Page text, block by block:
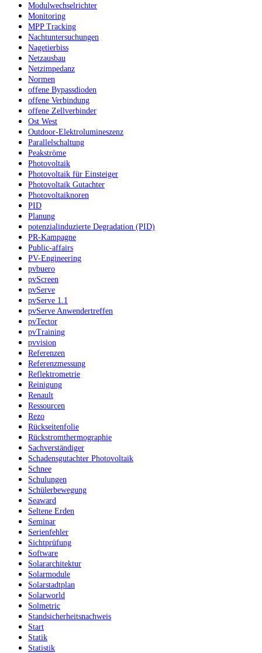
Modulwechselrichter
Monitoring
MPP Tracking
Nachtuntersuchungen
Nagetierbiss
Netzausbau
Netzimpedanz
Normen
offene Bypassdioden
offene Verbindung
offene Zellverbinder
Ost West
Outdoor-Elektrolumineszenz
Parallelschaltung
Peakströme
Photovoltaik
Photovoltaik für Einsteiger
Photovoltaik Gutachter
Photovoltaiknoren
PID
Planung
potenzialinduzierte Degradation (PID)
PR-Kampagne
Public-affairs
PV-Engineering
pvbuero
pvScreen
pvServe
pvServe 1.1
pvServe Anwendertreffen
pvTector
pvTraining
pvvision
Referenzen
Referenzmessung
Reflektrometrie
Reinigung
Renault
Ressourcen
Rezo
Rückseitenfolie
Rückstromthermographie
Sachverständiger
Schadensgutachter Photovoltaik
Schnee
Schulungen
Schülerbewegung
Seaward
Seltene Erden
Seminar
Serienfehler
Sichtprüfung
Software
Solararchitektur
Solarmodule
Solarstadtplan
Solarworld
Solmetric
Standsicherheitsnachweis
Start
Statik
Statistik